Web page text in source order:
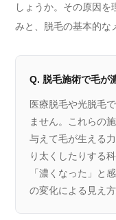
しょうか。その原因を
みと、脱毛の基本的な
Q. 脱毛施術で毛が
医療脱毛や光脱毛
ません。これらの
与えて毛が生える
り太くしたりする
「濃くなった」と
の変化による見え方